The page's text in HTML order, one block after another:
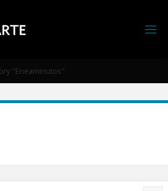
"Eneaminutos"